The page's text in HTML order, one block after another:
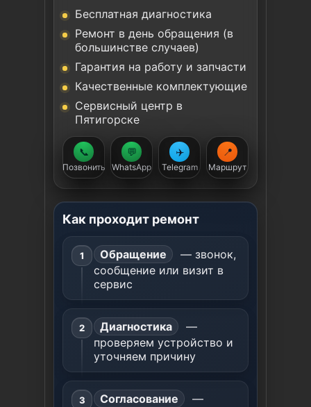
Бесплатная диагностика
Ремонт в день обращения (в
большинстве случаев)
Гарантия на работу и запчасти
Качественные комплектующие
Сервисный центр в
Пятигорске
📞
Позвонить
💬
WhatsApp
✈️
Telegram
📍
Маршрут
Как проходит ремонт
Обращение
— звонок,
сообщение или визит в
сервис
Диагностика
—
проверяем устройство и
уточняем причину
Согласование
—